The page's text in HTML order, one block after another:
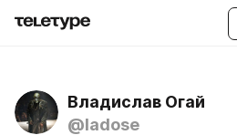
Владислав Огай
@ladose